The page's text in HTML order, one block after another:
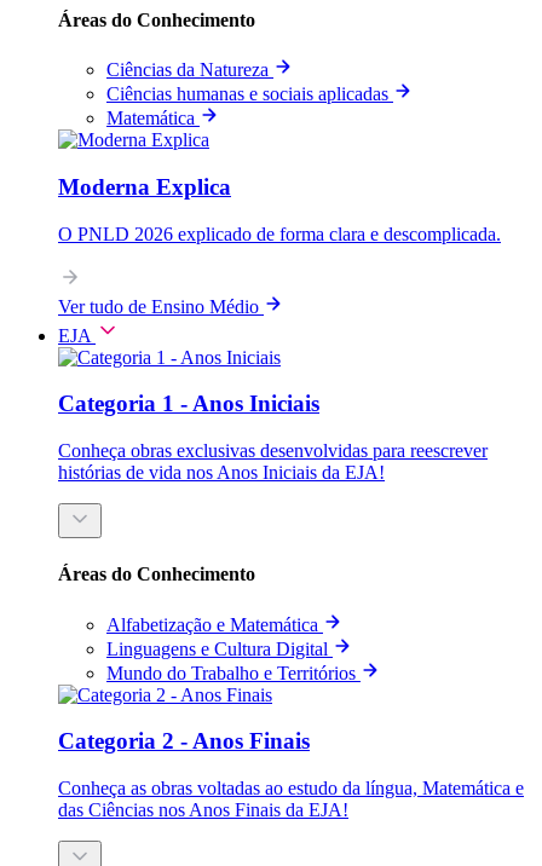
Áreas do Conhecimento
Ciências da Natureza
Ciências humanas e sociais aplicadas
Matemática
Moderna Explica
O PNLD 2026 explicado de forma clara e descomplicada.
Ver tudo de Ensino Médio
EJA
Categoria 1 - Anos Iniciais
Conheça obras exclusivas desenvolvidas para reescrever
histórias de vida nos Anos Iniciais da EJA!
Áreas do Conhecimento
Alfabetização e Matemática
Linguagens e Cultura Digital
Mundo do Trabalho e Territórios
Categoria 2 - Anos Finais
Conheça as obras voltadas ao estudo da língua, Matemática e
das Ciências nos Anos Finais da EJA!